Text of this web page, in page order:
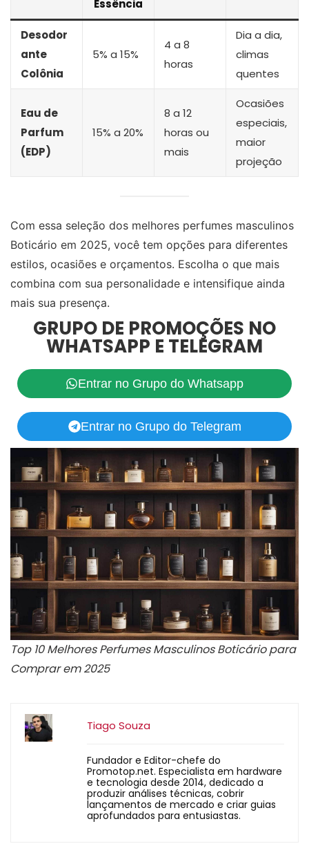
Essência
Desodor
ante
Colônia
5% a 15%
4 a 8
horas
Dia a dia,
climas
quentes
Eau de
Parfum
(EDP)
15% a 20%
8 a 12
horas ou
mais
Ocasiões
especiais,
maior
projeção
Com essa seleção dos melhores perfumes masculinos
Boticário em 2025, você tem opções para diferentes
estilos, ocasiões e orçamentos. Escolha o que mais
combina com sua personalidade e intensifique ainda
mais sua presença.
GRUPO DE PROMOÇÕES NO
WHATSAPP E TELEGRAM
Entrar no Grupo do Whatsapp
Entrar no Grupo do Telegram
Top 10 Melhores Perfumes Masculinos Boticário para
Comprar em 2025
Tiago Souza
Fundador e Editor-chefe do
Promotop.net. Especialista em hardware
e tecnologia desde 2014, dedicado a
produzir análises técnicas, cobrir
lançamentos de mercado e criar guias
aprofundados para entusiastas.